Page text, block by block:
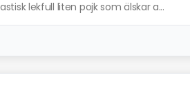
lekfull liten pojk som älskar a...